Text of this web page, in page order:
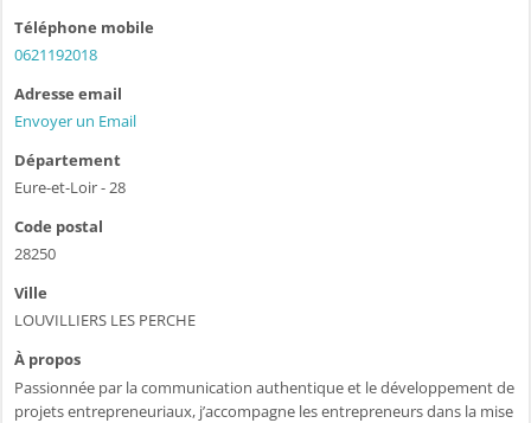
Téléphone mobile
0621192018
Adresse email
Envoyer un Email
Département
Eure-et-Loir - 28
Code postal
28250
Ville
LOUVILLIERS LES PERCHE
À propos
Passionnée par la communication authentique et le développement de
projets entrepreneuriaux, j’accompagne les entrepreneurs dans la mise